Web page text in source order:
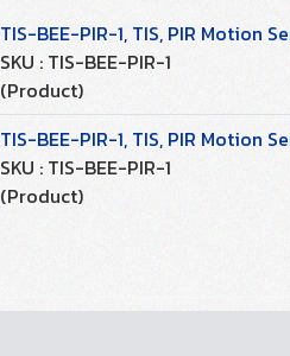
TIS-BEE-PIR-1, TIS, PIR Motion
SKU : TIS-BEE-PIR-1
(Product)
TIS-BEE-PIR-1, TIS, PIR Motion
SKU : TIS-BEE-PIR-1
(Product)